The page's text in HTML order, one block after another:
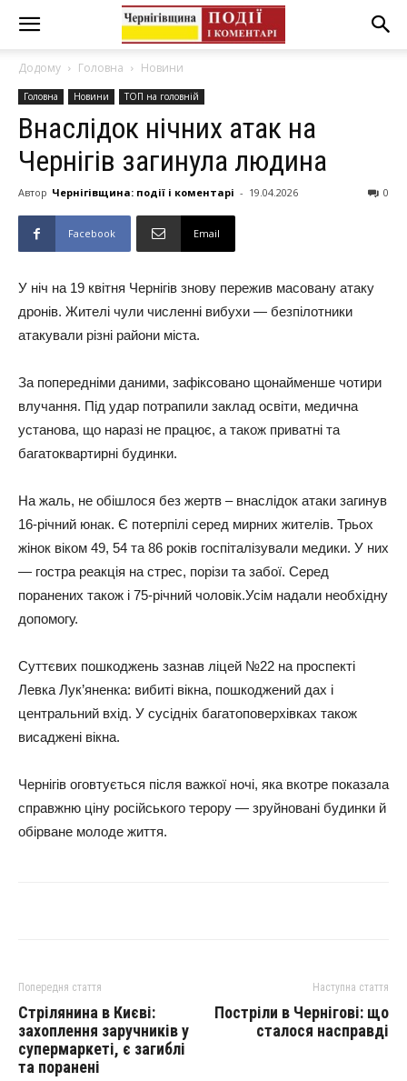
Додому Головна Новини
Головна Новини ТОП на головній
Внаслідок нічних атак на
Чернігів загинула людина
Автор Чернігівщина: події і коментарі - 19.04.2026 0
Facebook Email
У ніч на 19 квітня Чернігів знову пережив масовану атаку
дронів. Жителі чули численні вибухи — безпілотники
атакували різні райони міста.
За попередніми даними, зафіксовано щонайменше чотири
влучання. Під удар потрапили заклад освіти, медична
установа, що наразі не працює, а також приватні та
багатоквартирні будинки.
На жаль, не обішлося без жертв – внаслідок атаки загинув
16-річний юнак. Є потерпілі серед мирних жителів. Трьох
жінок віком 49, 54 та 86 років госпіталізували медики. У них
— гостра реакція на стрес, порізи та забої. Серед
поранених також і 75-річний чоловік.Усім надали необхідну
допомогу.
Суттєвих пошкоджень зазнав ліцей №22 на проспекті
Левка Лук’яненка: вибиті вікна, пошкоджений дах і
центральний вхід. У сусідніх багатоповерхівках також
висаджені вікна.
Чернігів оговтується після важкої ночі, яка вкотре показала
справжню ціну російського терору — зруйновані будинки й
обірване молоде життя.
Попередня стаття
Стрілянина в Києві:
захоплення заручників у
супермаркеті, є загиблі
та поранені
Наступна стаття
Постріли в Чернігові: що
сталося насправді